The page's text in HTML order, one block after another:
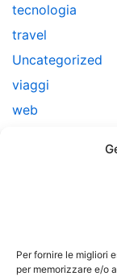
Per fornire le migliori
per memorizzare e/o
tecnologia
travel
Uncategorized
viaggi
web
disponibilità e